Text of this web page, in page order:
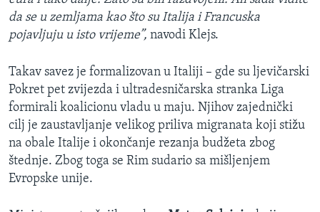
da se u zemljama kao što su Italija i Francuska
pojavljuju u isto vrijeme”, navodi Klejs.
Takav savez je formalizovan u Italiji – gde su ljevičarski
Pokret pet zvijezda i ultradesničarska stranka Liga
formirali koalicionu vladu u maju. Njihov zajednički
cilj je zaustavljanje velikog priliva migranata koji stižu
na obale Italije i okončanje rezanja budžeta zbog
štednje. Zbog toga se Rim sudario sa mišljenjem
Evropske unije.